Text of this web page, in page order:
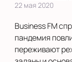
22 мая 2020
Business FM
пандемия
переживают